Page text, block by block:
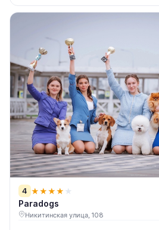
4 ★★★★ ★
Paradogs
Никитинская улица, 108